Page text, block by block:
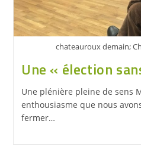
chateauroux demain;
Une « élection
Une plénière pleine de sens
enthousiasme que nous
fermer…